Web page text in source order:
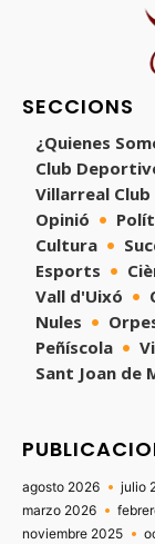
SECCIONS
¿Quienes
Club
Villarreal
Opinió
Cultura
Esports
Vall d'Uixó
Nules
Peñíscola
Sant Joan de
agosto 2026 julio
marzo 2026
noviembre 2025